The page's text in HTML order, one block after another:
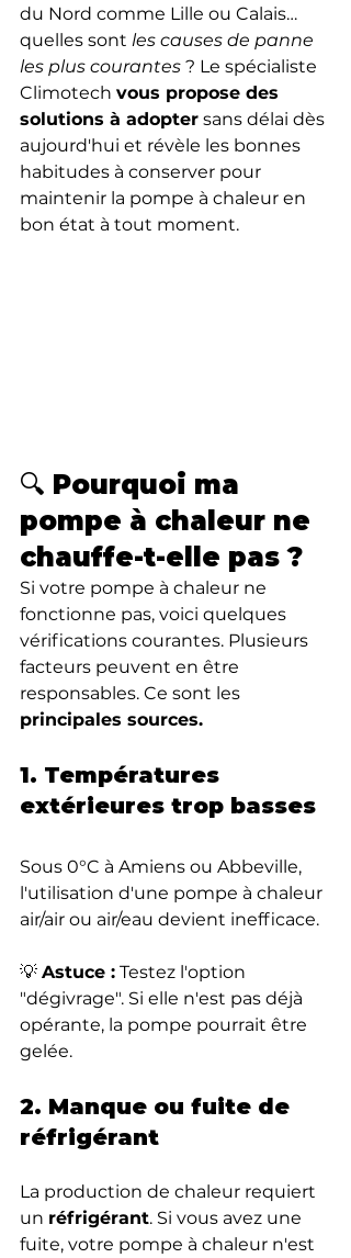
du Nord comme Lille ou Calais…
quelles sont les causes de panne
les plus courantes ? Le spécialiste
Climotech vous propose des
solutions à adopter sans délai dès
aujourd'hui et révèle les bonnes
habitudes à conserver pour
maintenir la pompe à chaleur en
bon état à tout moment.
🔍 Pourquoi ma
pompe à chaleur ne
chauffe-t-elle pas ?
Si votre pompe à chaleur ne
fonctionne pas, voici quelques
vérifications courantes. Plusieurs
facteurs peuvent en être
responsables. Ce sont les
principales sources.
1. Températures
extérieures trop basses
Sous 0°C à Amiens ou Abbeville,
l'utilisation d'une pompe à chaleur
air/air ou air/eau devient inefficace.
💡 Astuce : Testez l'option
"dégivrage". Si elle n'est pas déjà
opérante, la pompe pourrait être
gelée.
2. Manque ou fuite de
réfrigérant
La production de chaleur requiert
un réfrigérant. Si vous avez une
fuite, votre pompe à chaleur n'est